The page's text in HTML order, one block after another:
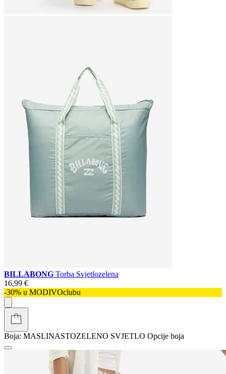
BILLABONG Torba Svjetlozelena
16,99 €
-30% u MODIVOclubu
Boja: MASLINASTOZELENO SVJETLO Opcije boja